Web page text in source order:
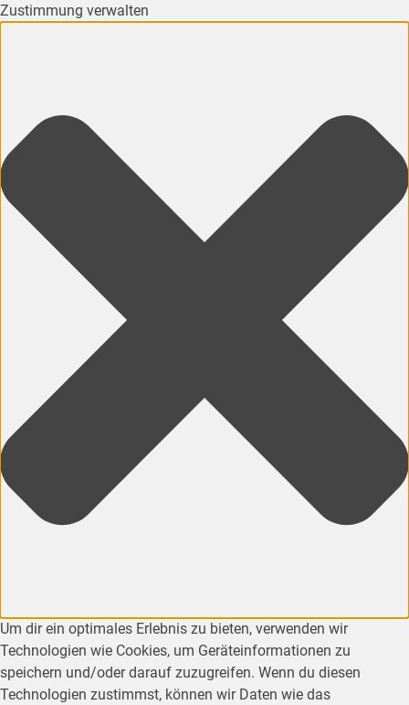
Zustimmung verwalten
Um dir ein optimales Erlebnis zu bieten, verwenden wir
Technologien wie Cookies, um Geräteinformationen zu
speichern und/oder darauf zuzugreifen. Wenn du diesen
Technologien zustimmst, können wir Daten wie das